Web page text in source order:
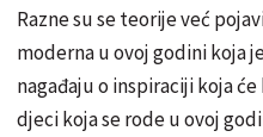
Razne su se teorije već
moderna u ovoj godini koja
nagađaju o inspiraciji koja
djeci koja se rode u ovoj